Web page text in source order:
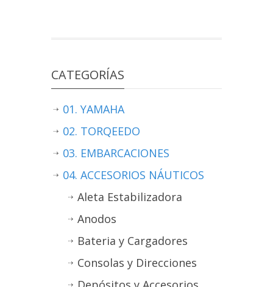
CATEGORÍAS
01. YAMAHA
02. TORQEEDO
03. EMBARCACIONES
04. ACCESORIOS NÁUTICOS
Aleta Estabilizadora
Anodos
Bateria y Cargadores
Consolas y Direcciones